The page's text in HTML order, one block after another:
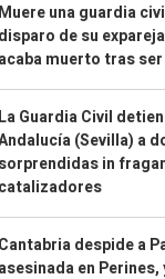
Muere una guardia
disparo de su
acaba muerto tras
La Guardia Civil
(Sevilla) a
sorprendidas in
catalizadores
Cantabria despide a
asesinada en